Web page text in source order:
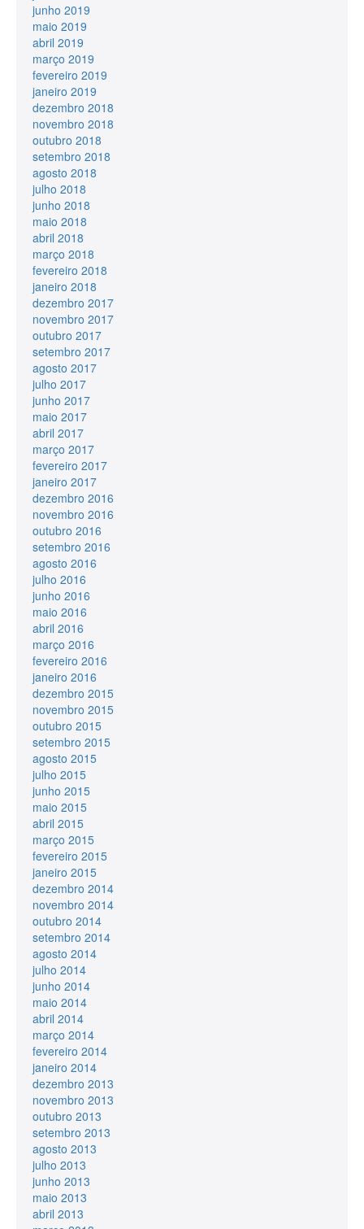
junho 2019
maio 2019
abril 2019
março 2019
fevereiro 2019
janeiro 2019
dezembro 2018
novembro 2018
outubro 2018
setembro 2018
agosto 2018
julho 2018
junho 2018
maio 2018
abril 2018
março 2018
fevereiro 2018
janeiro 2018
dezembro 2017
novembro 2017
outubro 2017
setembro 2017
agosto 2017
julho 2017
junho 2017
maio 2017
abril 2017
março 2017
fevereiro 2017
janeiro 2017
dezembro 2016
novembro 2016
outubro 2016
setembro 2016
agosto 2016
julho 2016
junho 2016
maio 2016
abril 2016
março 2016
fevereiro 2016
janeiro 2016
dezembro 2015
novembro 2015
outubro 2015
setembro 2015
agosto 2015
julho 2015
junho 2015
maio 2015
abril 2015
março 2015
fevereiro 2015
janeiro 2015
dezembro 2014
novembro 2014
outubro 2014
setembro 2014
agosto 2014
julho 2014
junho 2014
maio 2014
abril 2014
março 2014
fevereiro 2014
janeiro 2014
dezembro 2013
novembro 2013
outubro 2013
setembro 2013
agosto 2013
julho 2013
junho 2013
maio 2013
abril 2013